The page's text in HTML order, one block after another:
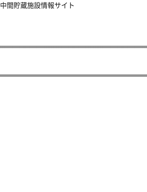
間貯蔵施設情報サイト